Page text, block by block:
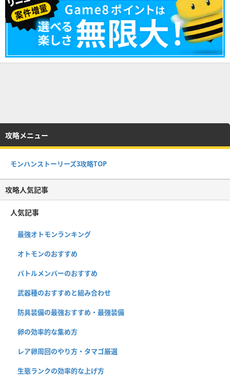
攻略メニュー
モンハンストーリーズ3攻略TOP
攻略人気記事
人気記事
最強オトモンランキング
オトモンのおすすめ
バトルメンバーのおすすめ
武器種のおすすめと組み合わせ
防具装備の最強おすすめ・最強装備
卵の効率的な集め方
レア卵周回のやり方・タマゴ厳選
生態ランクの効率的な上げ方